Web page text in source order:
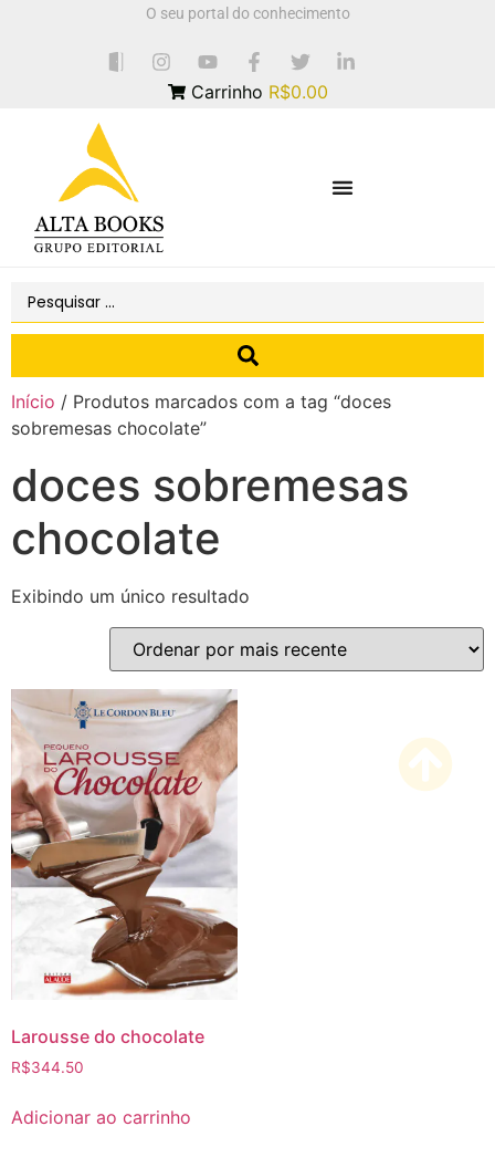
O seu portal do conhecimento
Carrinho R$0.00
Início / Produtos marcados com a tag “doces
sobremesas chocolate”
doces sobremesas
chocolate
Exibindo um único resultado
Larousse do chocolate
R$344.50
Adicionar ao carrinho